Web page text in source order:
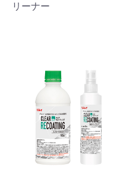
リーナー